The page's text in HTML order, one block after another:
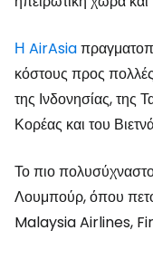
Η AirAsia
κόστους προς
της Ινδονησίας, της
Κορέας και του
Το πιο
Λουμπούρ, όπου
Malaysia Airlines,